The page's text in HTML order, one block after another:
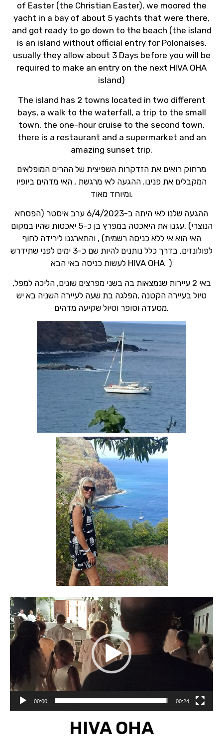
of Easter (the Christian Easter), we moored the
yacht in a bay of about 5 yachts that were there,
and got ready to go down to the beach (the island
is an island without official entry for Polonaises,
usually they allow about 3 Days before you will be
required to make an entry on the next HIVA OHA
island)
The island has 2 towns located in two different
bays, a walk to the waterfall, a trip to the small
town, the one-hour cruise to the second town,
there is a restaurant and a supermarket and an
amazing sunset trip.
מרחוק רואים את הזדקרות השפיצית של ההרים המופלאים
המקבלים את פנינו. ההגעה לאי מרגשת , האי מדהים ביופיו
ומיוחד מאוד.
ההגעה שלנו לאי היתה ב-6/4/2023 ערב איסטר (הפסחא
הנוצרי) ,עגנו את היאכטה במפרץ בן כ-5 יאכטות שהיו במקום
, והתארגנו לירידה לחוף (האי הוא אי ללא כניסה רשמית
לפולונזים, בדרך כלל נותנים להיות שם כ-3 ימים לפני שתידרש
לעשות כניסה באי הבא HIVA OHA )
באי 2 עיירות שנמצאות בה בשני מפרצים שונים, הליכה למפל,
טיול בעיירה הקטנה ,הפלגה בת שעה לעיירה השניה בא יש
מסעדה וסופר וטיול שקיעה מדהים.
Video
Player
00:00 00:24
HIVA OHA